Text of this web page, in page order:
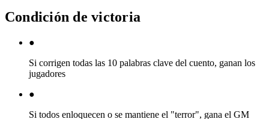
Condición de victoria
●
Si corrigen todas las 10 palabras clave del cuento, ganan los
jugadores
●
Si todos enloquecen o se mantiene el "terror", gana el GM